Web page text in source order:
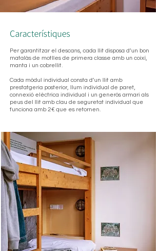
Característiques
Per garantitzar el descans, cada llit disposa d’un bon
matalàs de motlles de primera classe amb un coixí,
manta i un cobrellit.
Cada mòdul individual consta d’un llit amb
prestatgeria posterior, llum individual de paret,
connexió elèctrica individual i un generós armari als
peus del llit amb clau de seguretat individual que
funciona amb 2€ que es retornen.